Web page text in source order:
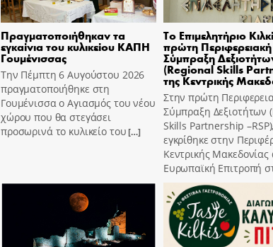
Πραγματοποιήθηκαν τα
εγκαίνια του κυλικείου ΚΑΠΗ
Γουμένισσας
Την Πέμπτη 6 Αυγούστου 2026
πραγματοποιήθηκε στη
Γουμένισσα ο Αγιασμός του νέου
χώρου που θα στεγάσει
προσωρινά το κυλικείο του[…]
Το Επιμελητήριο
πρώτη Περιφερειακή
Σύμπραξη
(Regional Skills
της Κεντρικής
Στην πρώτη
Σύμπραξη Δεξιοτήτων
Skills Partnership
εγκρίθηκε στην
Κεντρικής
Ευρωπαϊκή Επιτροπή